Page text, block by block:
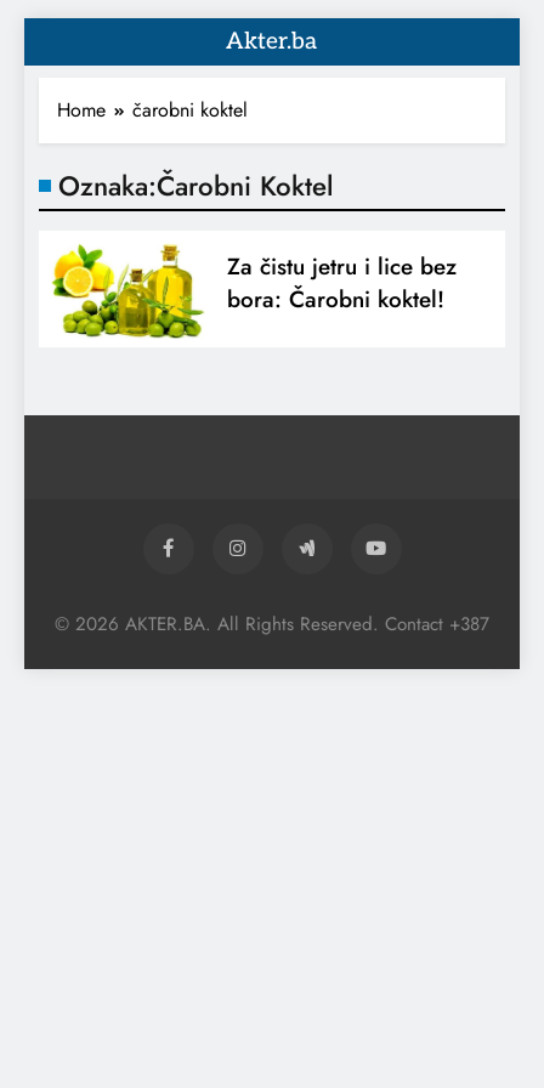
Akter.ba
Home čarobni koktel
Oznaka:Čarobni Koktel
Za čistu jetru i lice bez
bora: Čarobni koktel!
© 2026 AKTER.BA. All Rights Reserved. Contact +387